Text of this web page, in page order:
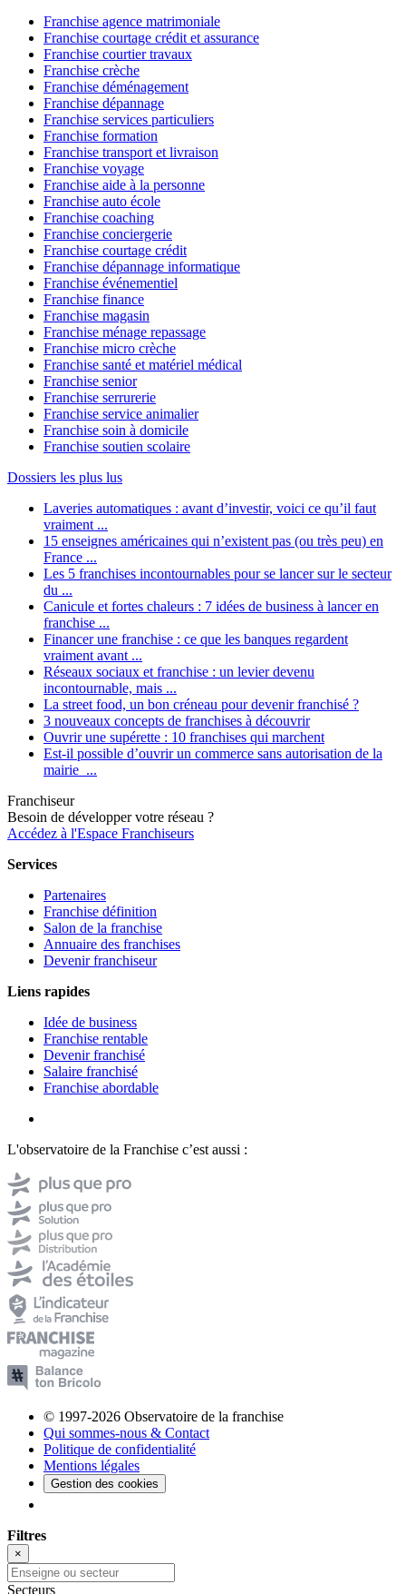
Franchise agence matrimoniale
Franchise courtage crédit et assurance
Franchise courtier travaux
Franchise crèche
Franchise déménagement
Franchise dépannage
Franchise services particuliers
Franchise formation
Franchise transport et livraison
Franchise voyage
Franchise aide à la personne
Franchise auto école
Franchise coaching
Franchise conciergerie
Franchise courtage crédit
Franchise dépannage informatique
Franchise événementiel
Franchise finance
Franchise magasin
Franchise ménage repassage
Franchise micro crèche
Franchise santé et matériel médical
Franchise senior
Franchise serrurerie
Franchise service animalier
Franchise soin à domicile
Franchise soutien scolaire
Dossiers les plus lus
Laveries automatiques : avant d’investir, voici ce qu’il faut
vraiment ...
15 enseignes américaines qui n’existent pas (ou très peu) en
France ...
Les 5 franchises incontournables pour se lancer sur le secteur
du ...
Canicule et fortes chaleurs : 7 idées de business à lancer en
franchise ...
Financer une franchise : ce que les banques regardent
vraiment avant ...
Réseaux sociaux et franchise : un levier devenu
incontournable, mais ...
La street food, un bon créneau pour devenir franchisé ?
3 nouveaux concepts de franchises à découvrir
Ouvrir une supérette : 10 franchises qui marchent
Est-il possible d’ouvrir un commerce sans autorisation de la
mairie ...
Franchiseur
Besoin de développer votre réseau ?
Accédez à l'Espace Franchiseurs
Services
Partenaires
Franchise définition
Salon de la franchise
Annuaire des franchises
Devenir franchiseur
Liens rapides
Idée de business
Franchise rentable
Devenir franchisé
Salaire franchisé
Franchise abordable
L'observatoire de la Franchise c’est aussi :
© 1997-2026 Observatoire de la franchise
Qui sommes-nous & Contact
Politique de confidentialité
Mentions légales
Gestion des cookies
Filtres
×
Secteurs